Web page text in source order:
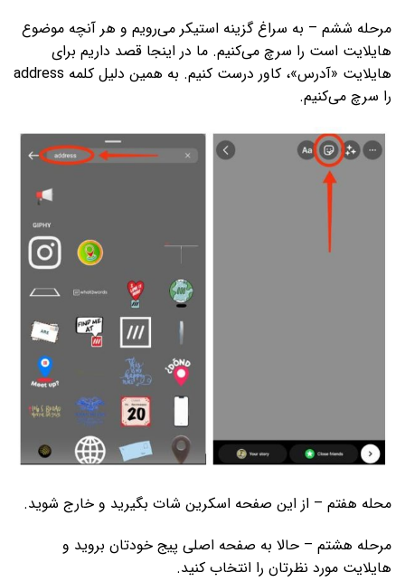
مرحله ششم – به سراغ گزینه استیکر می‌­رویم و هر آنچه موضوع
هایلایت است را سرچ می‌­کنیم. ما در اینجا قصد داریم برای
هایلایت «آدرس»، کاور درست کنیم. به همین دلیل کلمه address
را سرچ می­‌کنیم.
محله هفتم – از این صفحه اسکرین شات بگیرید و خارج شوید.
مرحله هشتم – حالا به صفحه اصلی پیج خودتان بروید و
هایلایت مورد نظرتان را انتخاب کنید.